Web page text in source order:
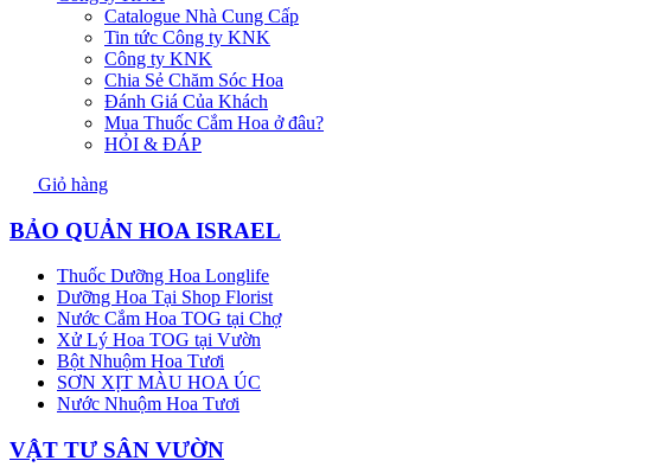
Catalogue Nhà Cung Cấp
Tin tức Công ty KNK
Công ty KNK
Chia Sẻ Chăm Sóc Hoa
Đánh Giá Của Khách
Mua Thuốc Cắm Hoa ở đâu?
HỎI & ĐÁP
Giỏ hàng
BẢO QUẢN HOA ISRAEL
Thuốc Dưỡng Hoa Longlife
Dưỡng Hoa Tại Shop Florist
Nước Cắm Hoa TOG tại Chợ
Xử Lý Hoa TOG tại Vườn
Bột Nhuộm Hoa Tươi
SƠN XỊT MÀU HOA ÚC
Nước Nhuộm Hoa Tươi
VẬT TƯ SÂN VƯỜN